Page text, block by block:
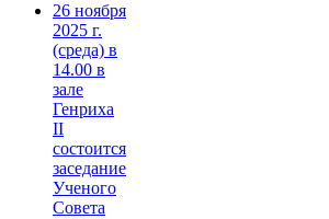
26 ноября
2025 г.
(среда) в
14.00 в
зале
Генриха
II
состоится
заседание
Ученого
Совета